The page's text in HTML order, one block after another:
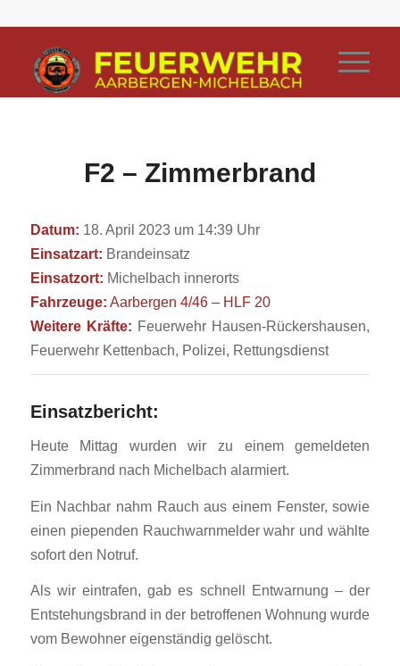
F2 – Zimmerbrand
Datum: 18. April 2023 um 14:39 Uhr
Einsatzart: Brandeinsatz
Einsatzort: Michelbach innerorts
Fahrzeuge: Aarbergen 4/46 – HLF 20
Weitere Kräfte: Feuerwehr Hausen-Rückershausen,
Feuerwehr Kettenbach, Polizei, Rettungsdienst
Einsatzbericht:
Heute Mittag wurden wir zu einem gemeldeten
Zimmerbrand nach Michelbach alarmiert.
Ein Nachbar nahm Rauch aus einem Fenster, sowie
einen piependen Rauchwarnmelder wahr und wählte
sofort den Notruf.
Als wir eintrafen, gab es schnell Entwarnung – der
Entstehungsbrand in der betroffenen Wohnung wurde
vom Bewohner eigenständig gelöscht.